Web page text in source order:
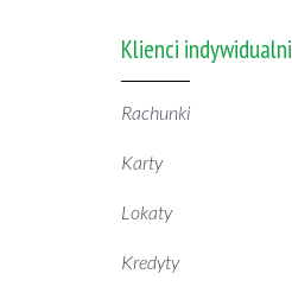
Klienci indywidualni
Rachunki
Karty
Lokaty
Kredyty